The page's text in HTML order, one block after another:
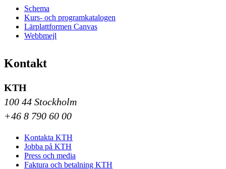
Schema
Kurs- och programkatalogen
Lärplattformen Canvas
Webbmejl
Kontakt
KTH
100 44 Stockholm
+46 8 790 60 00
Kontakta KTH
Jobba på KTH
Press och media
Faktura och betalning KTH